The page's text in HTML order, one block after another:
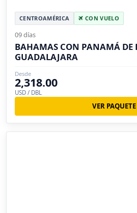
CENTROAMÉRICA CON VUELO
09 días
BAHAMAS CON PANAMÁ DE
GUADALAJARA
Desde
2,318.00
USD / DBL
VER PAQUETE